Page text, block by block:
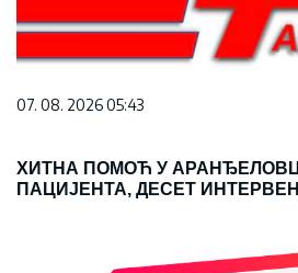
07. 08. 2026 05:43
ХИТНА ПОМОЋ У
ПАЦИЈЕНТА, ДЕСЕТ